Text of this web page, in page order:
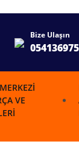
Bize Ulaşın
VE